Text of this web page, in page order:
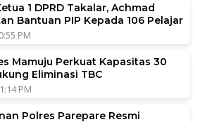
1 DPRD Takalar, Achmad
Bantuan PIP Kepada 106 Pelajar
PM
Mamuju Perkuat Kapasitas 30
Eliminasi TBC
PM
Polres Parepare Resmi